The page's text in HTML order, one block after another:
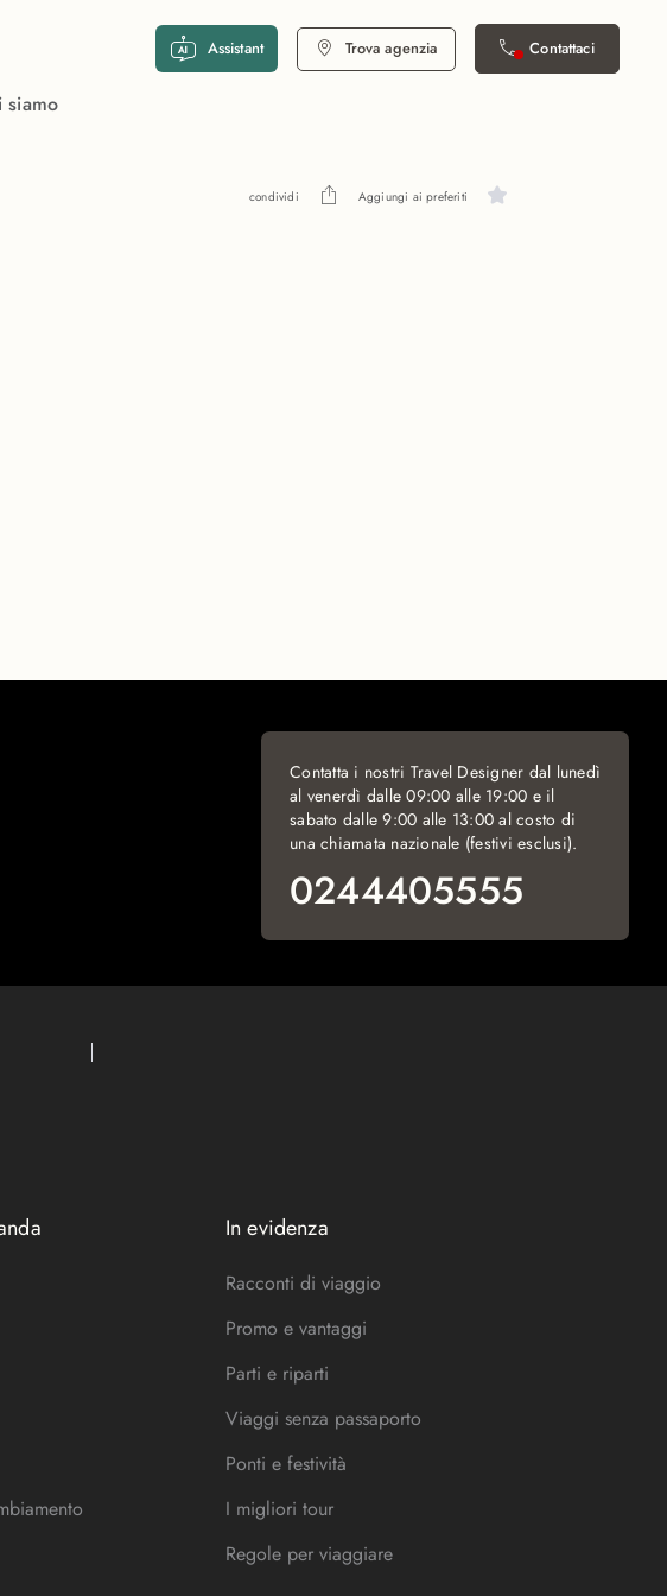
Assistant Trova agenzia Contattaci
siamo
condividi Aggiungi ai preferiti
Contatta i nostri Travel Designer dal lunedì
al venerdì dalle 09:00 alle 19:00 e il
sabato dalle 9:00 alle 13:00 al costo di
una chiamata nazionale (festivi esclusi).
0244405555
In evidenza
Racconti di viaggio
Promo e vantaggi
Parti e riparti
Viaggi senza passaporto
Ponti e festività
I migliori tour
Regole per viaggiare